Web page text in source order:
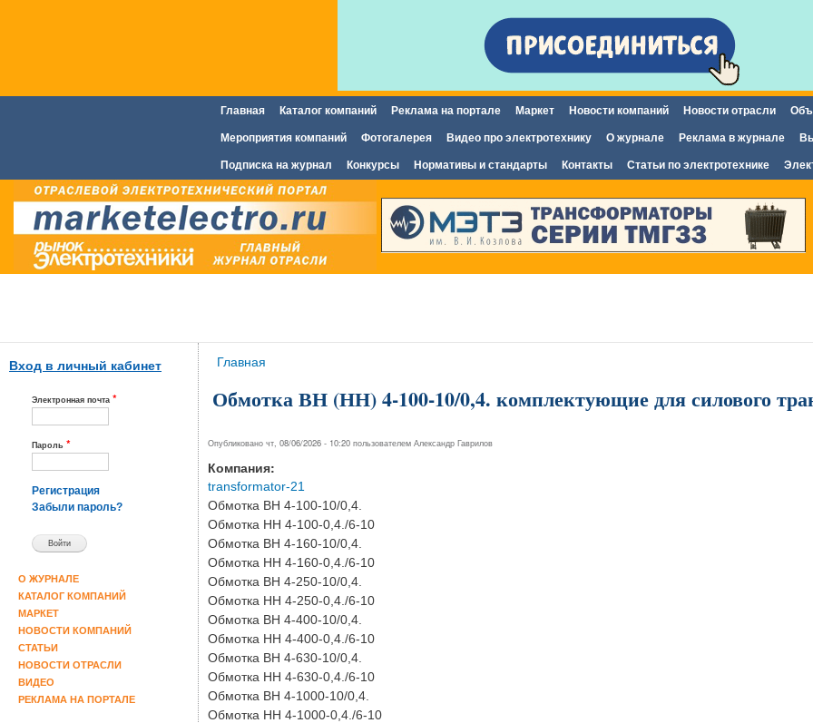
содержанию
Главное меню
Главная Каталог компаний Реклама на портале Маркет Новости компаний Новости отрасли
Мероприятия компаний Фотогалерея Видео про электротехнику О журнале Реклама в журнале
Подписка на журнал Конкурсы Нормативы и стандарты Контакты Статьи по электротехнике
Вход в личный кабинет
Электронная почта *
Пароль *
Регистрация
Забыли пароль?
О ЖУРНАЛЕ
КАТАЛОГ КОМПАНИЙ
МАРКЕТ
НОВОСТИ КОМПАНИЙ
СТАТЬИ
НОВОСТИ ОТРАСЛИ
ВИДЕО
РЕКЛАМА НА ПОРТАЛЕ
Вы здесь
Главная
Обмотка ВН (НН) 4-100-10/0,4. комплектующие для силового
Опубликовано чт, 08/06/2026 - 10:20 пользователем Александр Гаврилов
Компания:
transformator-21
Обмотка ВН 4-100-10/0,4.
Обмотка НН 4-100-0,4./6-10
Обмотка ВН 4-160-10/0,4.
Обмотка НН 4-160-0,4./6-10
Обмотка ВН 4-250-10/0,4.
Обмотка НН 4-250-0,4./6-10
Обмотка ВН 4-400-10/0,4.
Обмотка НН 4-400-0,4./6-10
Обмотка ВН 4-630-10/0,4.
Обмотка НН 4-630-0,4./6-10
Обмотка ВН 4-1000-10/0,4.
Обмотка НН 4-1000-0,4./6-10